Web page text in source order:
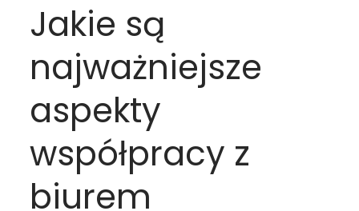
Jakie są
najważniejsze
aspekty
współpracy z
biurem